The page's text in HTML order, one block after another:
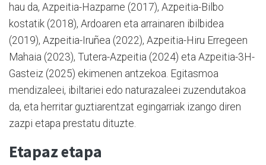
hau da, Azpeitia-Hazparne (2017), Azpeitia-Bilbo
kostatik (2018), Ardoaren eta arrainaren ibilbidea
(2019), Azpeitia-Iruñea (2022), Azpeitia-Hiru Erregeen
Mahaia (2023), Tutera-Azpeitia (2024) eta Azpeitia-3H-
Gasteiz (2025) ekimenen antzekoa. Egitasmoa
mendizaleei, ibiltariei edo naturazaleei zuzendutakoa
da, eta herritar guztiarentzat egingarriak izango diren
zazpi etapa prestatu dituzte.
Etapaz etapa